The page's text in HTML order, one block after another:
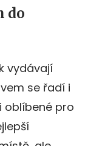
do
vydávají
se řadí i
oblíbené pro